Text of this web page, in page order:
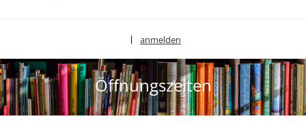
anmelden
Öffnungszeiten